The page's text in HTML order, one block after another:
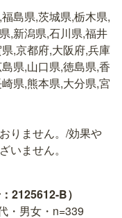
島県,茨城県,栃木県,
,新潟県,石川県,福井
,京都府,大阪府,兵庫
県,山口県,徳島県,香
県,熊本県,大分県,宮
りません。/効果や
いません。
2125612-B）
・男女・n=339